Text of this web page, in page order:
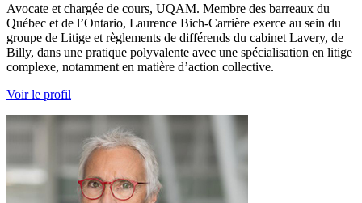
Avocate et chargée de cours, UQAM. Membre des barreaux du
Québec et de l’Ontario, Laurence Bich-Carrière exerce au sein du
groupe de Litige et règlements de différends du cabinet Lavery, de
Billy, dans une pratique polyvalente avec une spécialisation en litige
complexe, notamment en matière d’action collective.
Voir le profil